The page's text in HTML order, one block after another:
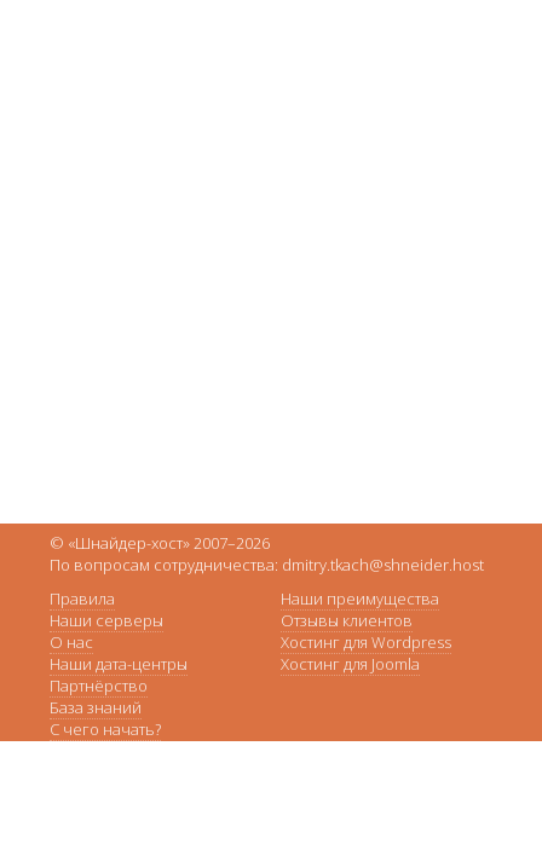
© «Шнайдер-хост» 2007–2026
По вопросам сотрудничества: dmitry.tkach@shneider.host
Правила
Наши серверы
О нас
Наши дата-центры
Партнёрство
База знаний
С чего начать?
Наши преимущества
Отзывы клиентов
Хостинг для Wordpress
Хостинг для Joomla